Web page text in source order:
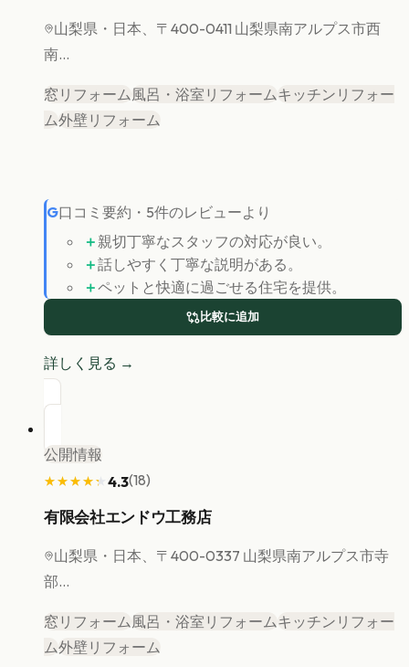
山梨県 ・日本、〒400-0411 山梨県南アルプス市西
南...
窓リフォーム 風呂・浴室リフォームキッチンリフォー
ム外壁リフォーム
G口コミ要約 ・ 5件のレビューより
＋親切丁寧なスタッフの対応が良い。
＋話しやすく丁寧な説明がある。
＋ペットと快適に過ごせる住宅を提供。
比較に追加
詳しく見る →
公開情報
★★★★★
★★★★★ 4.3(18)
有限会社エンドウ工務店
山梨県 ・日本、〒400-0337 山梨県南アルプス市寺
部...
窓リフォーム 風呂・浴室リフォームキッチンリフォー
ム外壁リフォーム